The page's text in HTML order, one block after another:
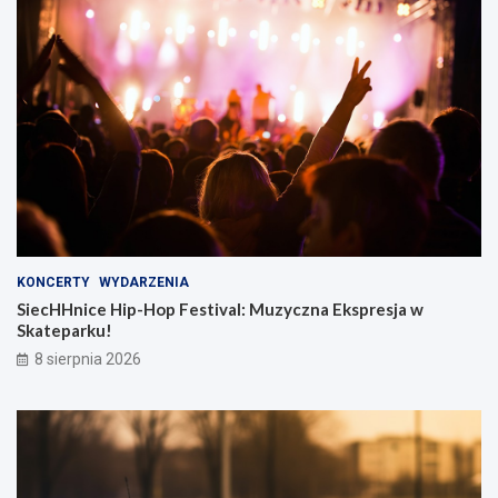
KONCERTY WYDARZENIA
SiecHHnice Hip-Hop Festival: Muzyczna Ekspresja w
Skateparku!
8 sierpnia 2026